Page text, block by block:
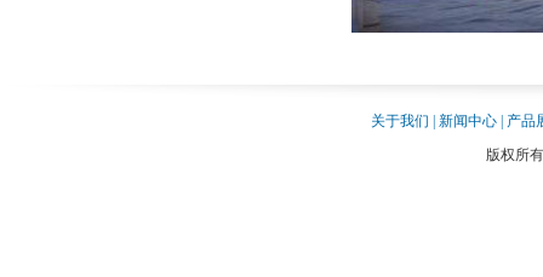
关于我们 | 新闻中心 |
产品
版权所